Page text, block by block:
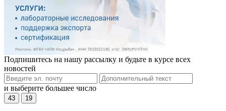
Подпишитесь на нашу рассылку и будьте в курсе всех
новостей
и выберите большее число
43 19